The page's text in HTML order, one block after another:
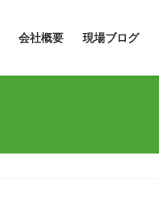
会社概要 現場ブログ